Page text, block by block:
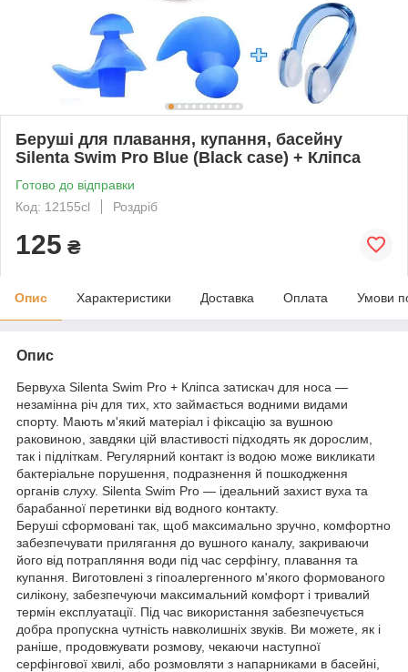
Беруші для плавання, купання, басейну
Silenta Swim Pro Blue (Black case) + Кліпса
Готово до відправки
Код: 12155cl
Роздріб
125 ₴
Опис Характеристики Доставка Оплата Умови
Опис
Бервуха Silenta Swim Pro + Кліпса затискач для носа —
незамінна річ для тих, хто займається водними видами
спорту. Мають м'який матеріал і фіксацію за вушною
раковиною, завдяки цій властивості підходять як дорослим,
так і підліткам. Регулярний контакт із водою може викликати
бактеріальне порушення, подразнення й пошкодження
органів слуху. Silenta Swim Pro — ідеальний захист вуха та
барабанної перетинки від водного контакту.
Беруші сформовані так, щоб максимально зручно, комфортно
забезпечувати прилягання до вушного каналу, закриваючи
його від потрапляння води під час серфінгу, плавання та
купання. Виготовлені з гіпоалергенного м'якого формованого
силікону, забезпечуючи максимальний комфорт і тривалий
термін експлуатації. Під час використання забезпечується
добра пропускна чутність навколишніх звуків. Ви можете, як і
раніше, продовжувати розмову, чекаючи наступної
серфінгової хвилі, або розмовляти з напарниками в басейні,